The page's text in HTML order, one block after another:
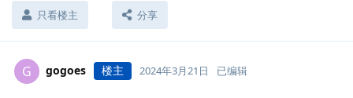
只看楼主 分享
G gogoes 楼主 2024年3月21日 已编辑